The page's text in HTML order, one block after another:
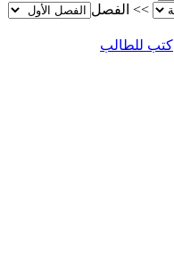
>>
الفصل
كتب للطالب